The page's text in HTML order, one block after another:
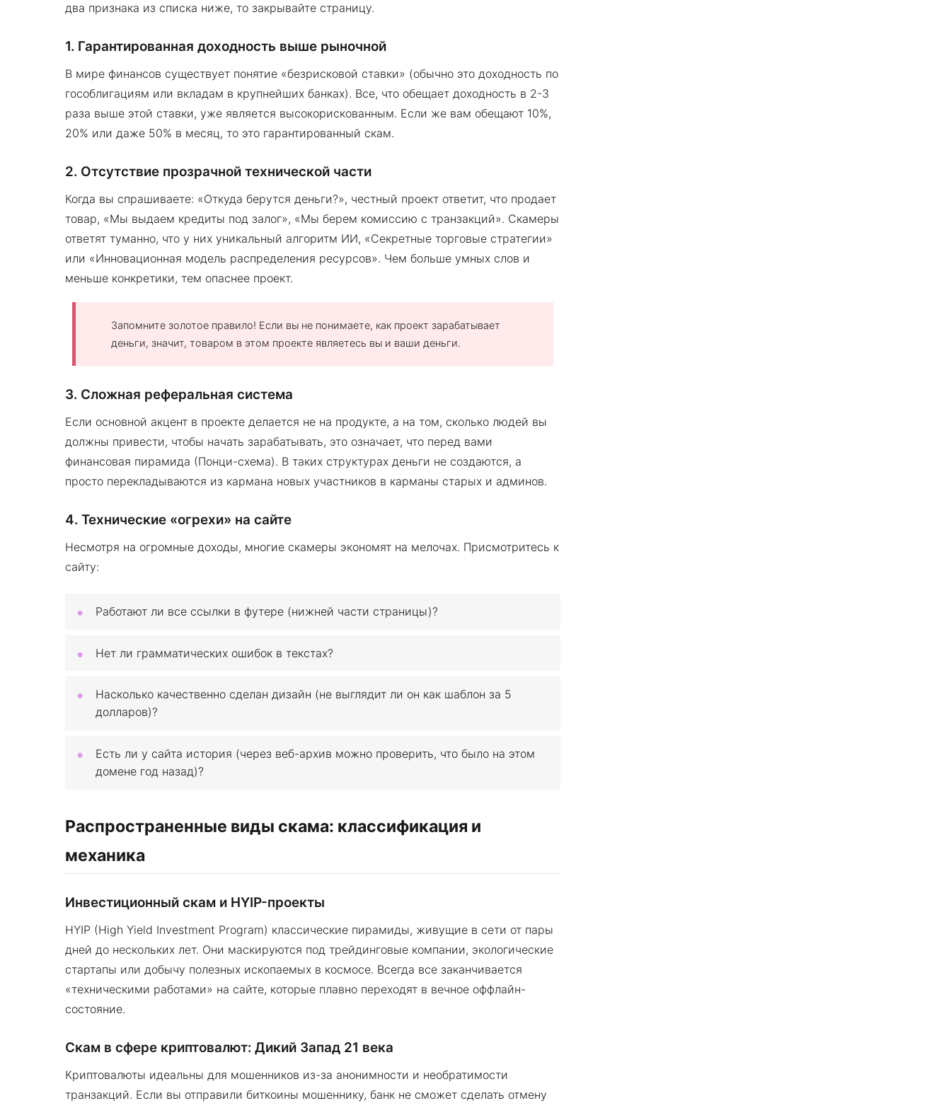
два признака из списка ниже, то закрывайте страницу.
1. Гарантированная доходность выше рыночной
В мире финансов существует понятие «безрисковой ставки» (обычно это доходность по
гособлигациям или вкладам в крупнейших банках). Все, что обещает доходность в 2-3
раза выше этой ставки, уже является высокорискованным. Если же вам обещают 10%,
20% или даже 50% в месяц, то это гарантированный скам.
2. Отсутствие прозрачной технической части
Когда вы спрашиваете: «Откуда берутся деньги?», честный проект ответит, что продает
товар, «Мы выдаем кредиты под залог», «Мы берем комиссию с транзакций». Скамеры
ответят туманно, что у них уникальный алгоритм ИИ, «Секретные торговые стратегии»
или «Инновационная модель распределения ресурсов». Чем больше умных слов и
меньше конкретики, тем опаснее проект.
Запомните золотое правило! Если вы не понимаете, как проект зарабатывает
деньги, значит, товаром в этом проекте являетесь вы и ваши деньги.
3. Сложная реферальная система
Если основной акцент в проекте делается не на продукте, а на том, сколько людей вы
должны привести, чтобы начать зарабатывать, это означает, что перед вами
финансовая пирамида (Понци-схема). В таких структурах деньги не создаются, а
просто перекладываются из кармана новых участников в карманы старых и админов.
4. Технические «огрехи» на сайте
Несмотря на огромные доходы, многие скамеры экономят на мелочах. Присмотритесь к
сайту:
Работают ли все ссылки в футере (нижней части страницы)?
Нет ли грамматических ошибок в текстах?
Насколько качественно сделан дизайн (не выглядит ли он как шаблон за 5
долларов)?
Есть ли у сайта история (через веб-архив можно проверить, что было на этом
домене год назад)?
Распространенные виды скама: классификация и
механика
Инвестиционный скам и HYIP-проекты
HYIP (High Yield Investment Program) классические пирамиды, живущие в сети от пары
дней до нескольких лет. Они маскируются под трейдинговые компании, экологические
стартапы или добычу полезных ископаемых в космосе. Всегда все заканчивается
«техническими работами» на сайте, которые плавно переходят в вечное оффлайн-
состояние.
Скам в сфере криптовалют: Дикий Запад 21 века
Криптовалюты идеальны для мошенников из-за анонимности и необратимости
транзакций. Если вы отправили биткоины мошеннику, банк не сможет сделать отмену